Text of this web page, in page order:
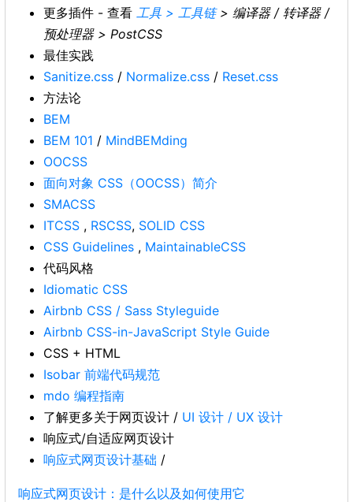
更多插件 - 查看 工具 > 工具链> 编译器 / 转译器 /
预处理器 > PostCSS
最佳实践
Sanitize.css / Normalize.css / Reset.css
方法论
BEM
BEM 101 / MindBEMding
OOCSS
面向对象 CSS（OOCSS）简介
SMACSS
ITCSS , RSCSS, SOLID CSS
CSS Guidelines , MaintainableCSS
代码风格
Idiomatic CSS
Airbnb CSS / Sass Styleguide
Airbnb CSS-in-JavaScript Style Guide
CSS + HTML
Isobar 前端代码规范
mdo 编程指南
了解更多关于网页设计 / UI 设计 / UX 设计
响应式/自适应网页设计
响应式网页设计基础 /
响应式网页设计：是什么以及如何使用它